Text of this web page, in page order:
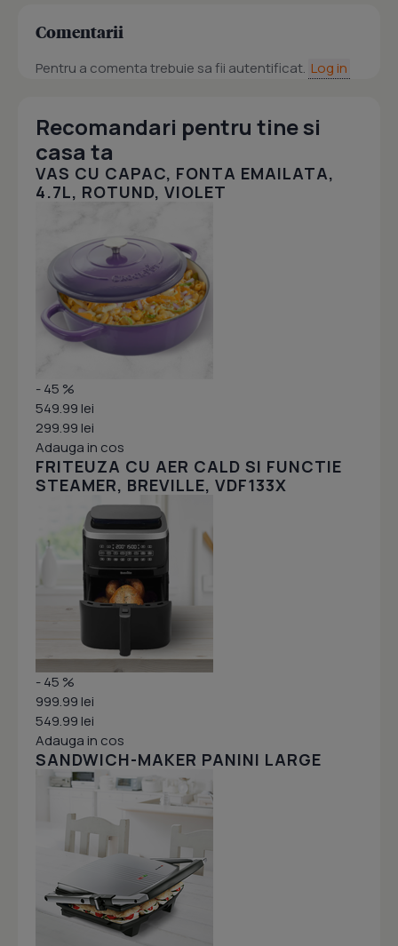
Comentarii
Pentru a comenta trebuie sa fii autentificat. Log in
Recomandari pentru tine si
casa ta
VAS CU CAPAC, FONTA EMAILATA,
4.7L, ROTUND, VIOLET
- 45 %
549.99 lei
299.99 lei
Adauga in cos
FRITEUZA CU AER CALD SI FUNCTIE
STEAMER, BREVILLE, VDF133X
- 45 %
999.99 lei
549.99 lei
Adauga in cos
SANDWICH-MAKER PANINI LARGE